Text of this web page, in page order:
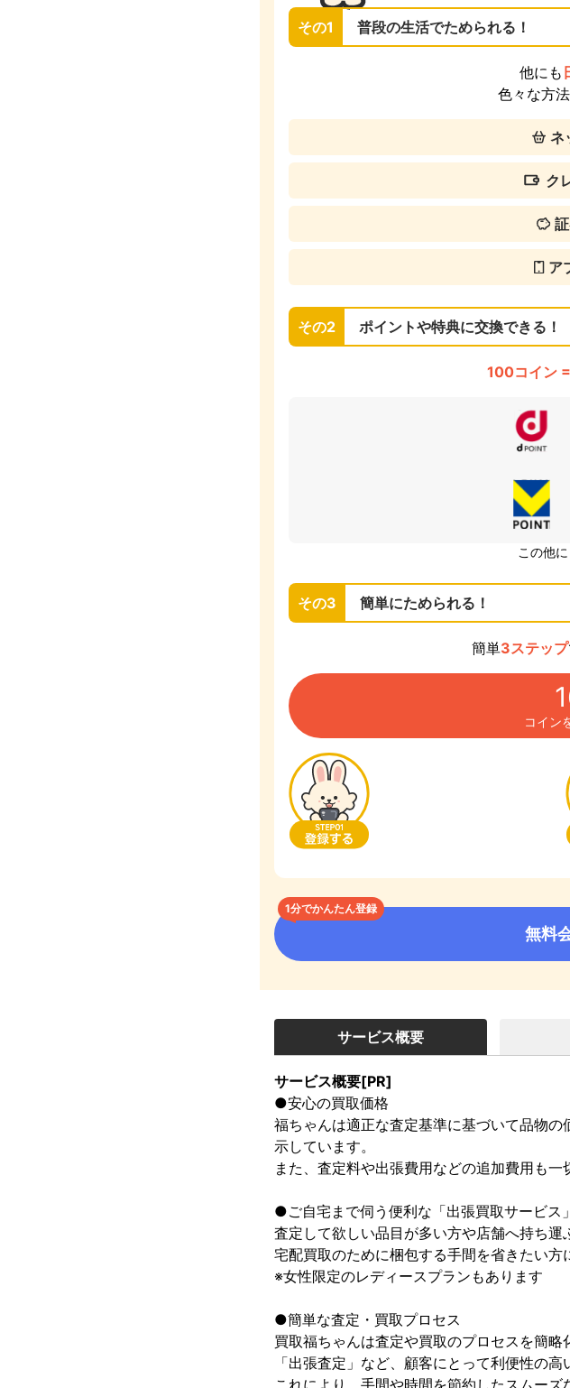
その1 普段の生活でためられる！
他にも
色々な方
ネ
ク
ア
その2 ポイントや特典に交換できる！
100コイン
この他
その3 簡単にためられる！
簡単3ステップ
コイン
1分でかんたん登録
無料
サービス概要
サービス概要[PR]
●安心の買取価格
福ちゃんは適正な査定基準に基づいて品物
示しています。
また、査定料や出張費用などの追加費用も一
●ご自宅まで伺う便利な「出張買取サービス」
査定して欲しい品目が多い方や店舗へ持ち運
宅配買取のために梱包する手間を省きたい方
※女性限定のレディースプランもあります
●簡単な査定・買取プロセス
買取福ちゃんは査定や買取のプロセスを簡
「出張査定」など、顧客にとって利便性の
これにより、手間や時間を節約したスムーズ